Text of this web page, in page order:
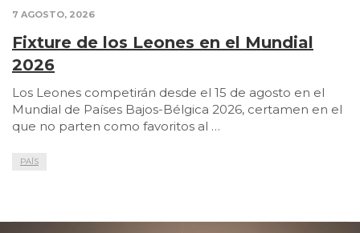
7 AGOSTO, 2026
Fixture de los Leones en el Mundial
2026
Los Leones competirán desde el 15 de agosto en el
Mundial de Países Bajos-Bélgica 2026, certamen en el
que no parten como favoritos al …
PAÍS